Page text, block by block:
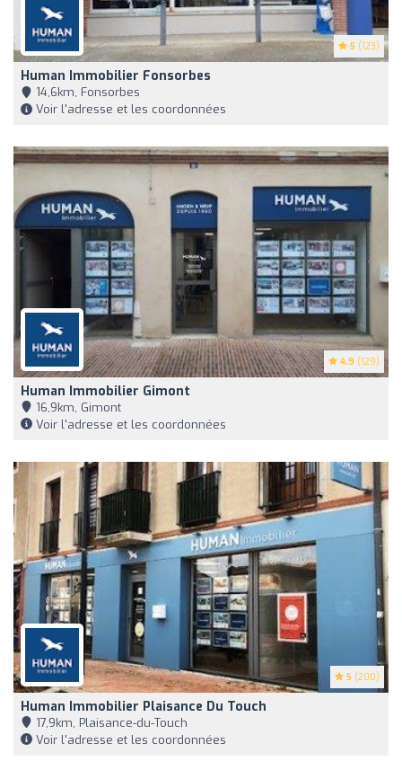
5 (123)
Human Immobilier Fonsorbes
14,6km, Fonsorbes
Voir l'adresse et les coordonnées
4.9 (129)
Human Immobilier Gimont
16,9km, Gimont
Voir l'adresse et les coordonnées
5 (200)
Human Immobilier Plaisance Du Touch
17,9km, Plaisance-du-Touch
Voir l'adresse et les coordonnées